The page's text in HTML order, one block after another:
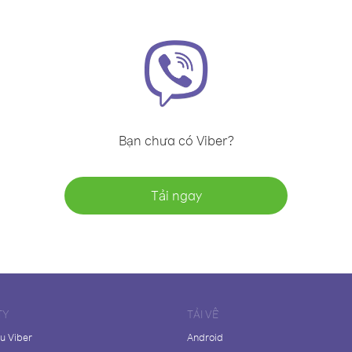
Bạn chưa có Viber?
Tải ngay
Viber
TẢI VỀ
Android